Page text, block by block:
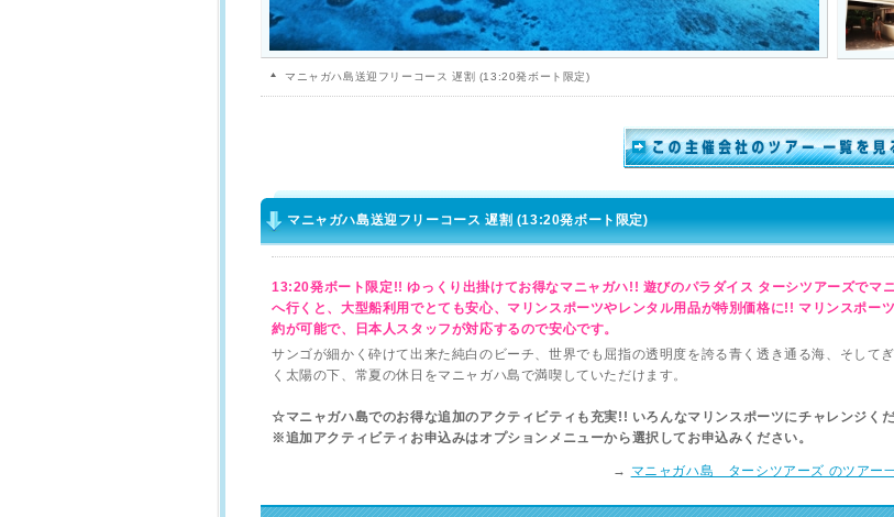
マニャガハ島送迎フリーコース 遅割 (13:20発ボート限定)
マニャガハ島送迎フリーコース 遅割 (13:20発ボート限定)
13:20発ボート限定!! ゆっくり出掛けてお得なマニャガハ!! 遊びのパラダイス ターシツアーズでマ
へ行くと、大型船利用でとても安心、マリンスポーツやレンタル用品が特別価格に!! マリンスポー
約が可能で、日本人スタッフが対応するので安心です。
サンゴが細かく砕けて出来た純白のビーチ、世界でも屈指の透明度を誇る青く透き通る海、そして
く太陽の下、常夏の休日をマニャガハ島で満喫していただけます。
☆マニャガハ島でのお得な追加のアクティビティも充実!! いろんなマリンスポーツにチャレンジくだ
※追加アクティビティお申込みはオプションメニューから選択してお申込みください。
→ マニャガハ島 ターシツアーズ のツアー